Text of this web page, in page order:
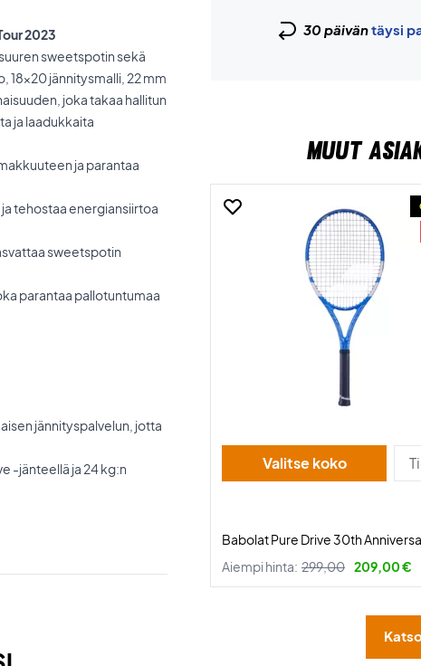
2023
sweetspotin sekä
18x20 jännitysmalli, 22 mm
joka takaa hallitun
ja laadukkaita
ja parantaa
tehostaa energiansiirtoa
sweetspotin
parantaa pallotuntumaa
jännityspalvelun, jotta
-jänteellä ja 24 kg:n
30 päiväntäysi
MUUT
Valitse koko
Babolat Pure Drive 30th
Aiempi hinta: 299,00 209,00 €